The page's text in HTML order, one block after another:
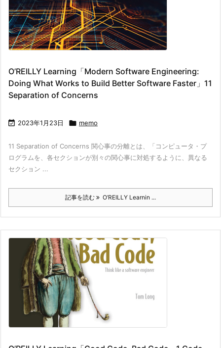
O’REILLY Learning「Modern Software Engineering:
Doing What Works to Build Better Software Faster」11
Separation of Concerns
 2023年1月23日  memo
11 Separation of Concerns 関心事の分離とは、「コンピュータ・プ
ログラムを、各セクションが別々の関心事に対処するように、異なる
セクション ...
記事を読む O’REILLY Learnin ...